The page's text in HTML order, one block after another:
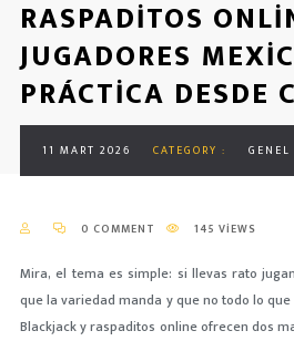
RASPADITOS
JUGADORES
PRÁCTICA DESDE
11 MART 2026 CATEGORY : GENEL
0 COMMENT 145 VIEWS
Mira, el tema es simple: si llevas rato
que la variedad manda y que no todo lo
Blackjack y raspaditos online ofrecen dos